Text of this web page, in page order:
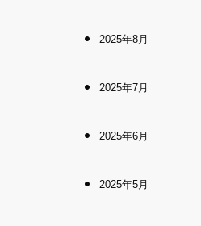
2025年8月
2025年7月
2025年6月
2025年5月